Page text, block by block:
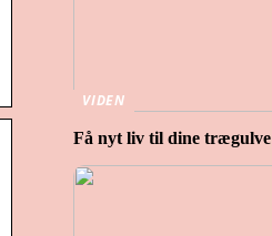
VIDEN
Få nyt liv til dine trægulve